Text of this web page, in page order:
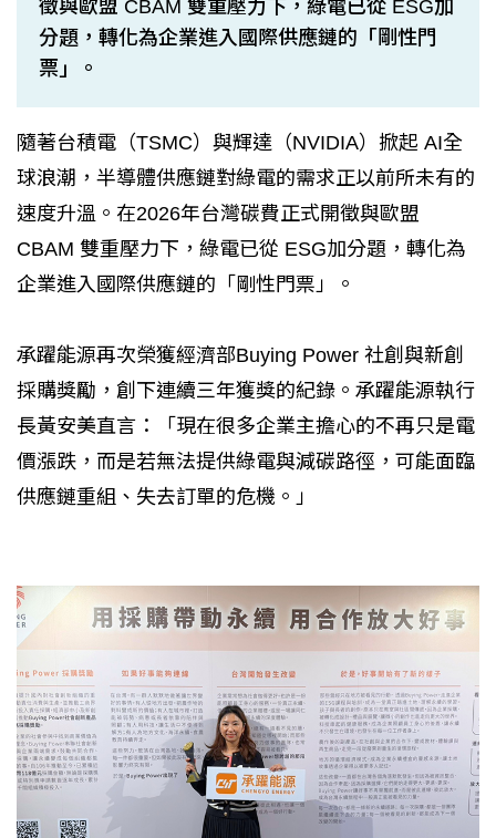
徵與歐盟 CBAM 雙重壓力下，綠電已從 ESG加
分題，轉化為企業進入國際供應鏈的「剛性門
票」。
隨著台積電（TSMC）與輝達（NVIDIA）掀起 AI全
球浪潮，半導體供應鏈對綠電的需求正以前所未有的
速度升溫。在2026年台灣碳費正式開徵與歐盟
CBAM 雙重壓力下，綠電已從 ESG加分題，轉化為
企業進入國際供應鏈的「剛性門票」。
承躍能源再次榮獲經濟部Buying Power 社創與新創
採購獎勵，創下連續三年獲獎的紀錄。承躍能源執行
長黃安美直言：「現在很多企業主擔心的不再只是電
價漲跌，而是若無法提供綠電與減碳路徑，可能面臨
供應鏈重組、失去訂單的危機。」